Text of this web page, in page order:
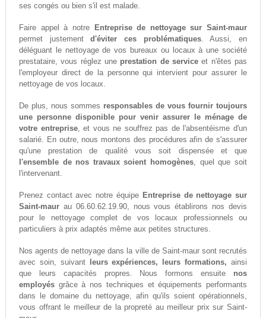
ses congés ou bien s'il est malade.
Faire appel à notre
Entreprise de nettoyage sur Saint-maur
permet justementd'éviter ces problématiques. Aussi, en
déléguant le nettoyage de vos bureaux ou locaux à une société
prestataire, vous réglez une prestation de service et n'êtes pas
l'employeur direct de la personne qui intervient pour assurer le
nettoyage de vos locaux.
De plus, nous sommes responsables de vous fournir toujours
une personne disponible pour venir assurer le ménage de
votre entreprise, et vous ne souffrez pas de l'absentéisme d'un
salarié. En outre, nous montons des procédures afin de s'assurer
qu'une prestation de qualité vous soit dispensée et que
l'ensemble de nos travaux soient homogènes, quel que soit
l'intervenant.
Prenez contact avec notre équipe Entreprise de nettoyage sur
Saint-maurau 06.60.62.19.90, nous vous établirons nos devis
pour le nettoyage complet de vos locaux professionnels ou
particuliers à prix adaptés même aux petites structures.
Nos agents de nettoyage dans la ville de Saint-maur sont recrutés
avec soin, suivant
leurs expériences, leurs formations, ainsi
que leurs capacités propres. Nous formons ensuite nos
employésgrâce à nos techniques et équipements performants
dans le domaine du nettoyage, afin qu'ils soient opérationnels,
vous offrant le meilleur de la propreté au meilleur prix sur Saint-